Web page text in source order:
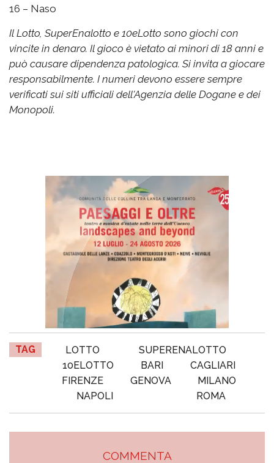
16 – Naso
Il Lotto, SuperEnalotto e 10eLotto sono giochi con
vincite in denaro. Il gioco è vietato ai minori di 18 anni e
può causare dipendenza patologica. Si invita a giocare
responsabilmente. I numeri devono essere sempre
verificati sui siti ufficiali dell'Agenzia delle Dogane e dei
Monopoli.
TAG LOTTO
SUPERENALOTTO
10ELOTTO
BARI
CAGLIARI
FIRENZE
GENOVA
MILANO
NAPOLI
ROMA
COMMENTA